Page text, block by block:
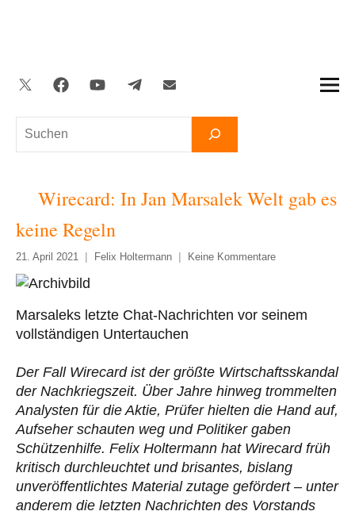
Suchen
Twitter FacebookYouTubeTelegramNewsletter
Wirecard: In Jan Marsalek Welt gab es
keine Regeln
21. April 2021 Felix Holtermann Keine Kommentare
Marsaleks letzte Chat-Nachrichten vor seinem
vollständigen Untertauchen
Der Fall Wirecard ist der größte Wirtschaftsskandal
der Nachkriegszeit. Über Jahre hinweg trommelten
Analysten für die Aktie, Prüfer hielten die Hand auf,
Aufseher schauten weg und Politiker gaben
Schützenhilfe. Felix Holtermann hat Wirecard früh
kritisch durchleuchtet und brisantes, bislang
unveröffentlichtes Material zutage gefördert – unter
anderem die letzten Nachrichten des Vorstands